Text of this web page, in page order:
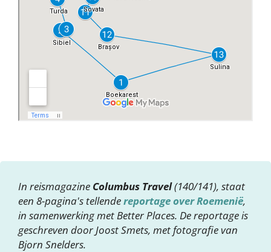
In reismagazine Columbus Travel(140/141), staat
een 8-pagina's tellendereportage over Roemenië,
in samenwerking met Better Places. De reportage is
geschreven door Joost Smets, met fotografie van
Bjorn Snelders.